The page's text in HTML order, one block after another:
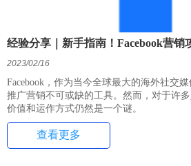
经验分享｜新手指南！Facebook营销
2023/02/16
Facebook，作为当今全球最大的海外社交
推广营销不可或缺的工具。然而，对于许多
价值和运作方式仍然是一个谜。
查看更多